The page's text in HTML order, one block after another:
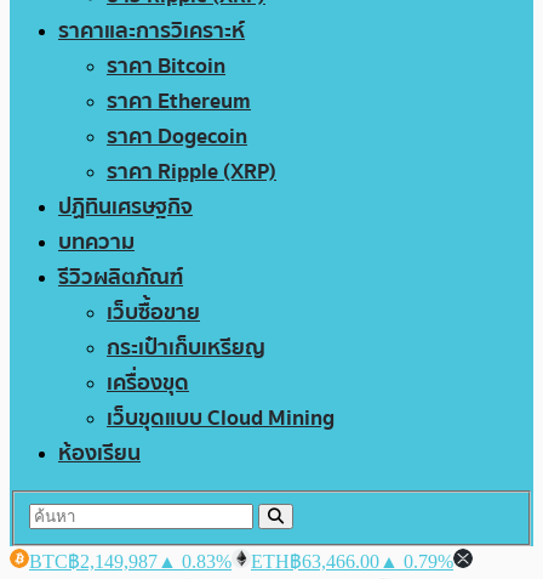
ราคาและการวิเคราะห์
ราคา Bitcoin
ราคา Ethereum
ราคา Dogecoin
ราคา Ripple (XRP)
ปฏิทินเศรษฐกิจ
บทความ
รีวิวผลิตภัณฑ์
เว็บซื้อขาย
กระเป๋าเก็บเหรียญ
เครื่องขุด
เว็บขุดแบบ Cloud Mining
ห้องเรียน
BTC฿2,149,987 ▲ 0.83% ETH฿63,466.00 ▲ 0.79%